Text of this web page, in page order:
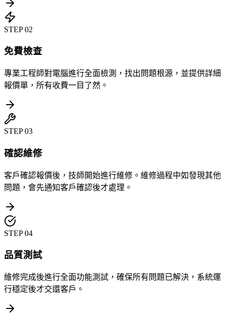
STEP02
免費檢查
專業工程師對電腦進行全面檢測，找出問題根源，並提供詳細
報價單，所有收費一目了然。
STEP03
確認維修
客戶確認報價後，技師開始進行維修。維修過程中如發現其他
問題，會先通知客戶確認後才處理。
STEP04
品質測試
維修完成後進行全面功能測試，確保所有問題已解決，系統運
行穩定後才交還客戶。